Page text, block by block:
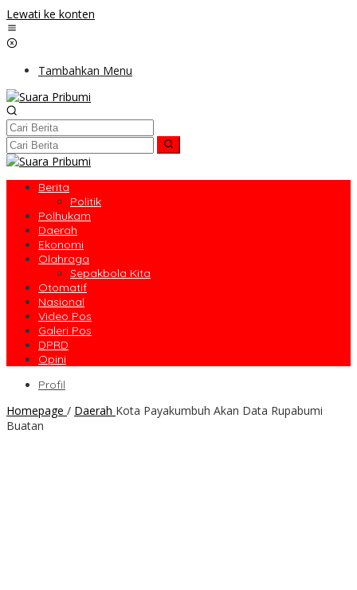
Lewati ke konten
Tambahkan Menu
Berita
Politik
Polhukam
Daerah
Ekonomi
Olahraga
Sepakbola Kita
Otomatif
Nasional
Video Pos
Galeri Pos
DPRD
Opini
Profil
Homepage / Daerah Kota Payakumbuh Akan Data Rupabumi
Buatan